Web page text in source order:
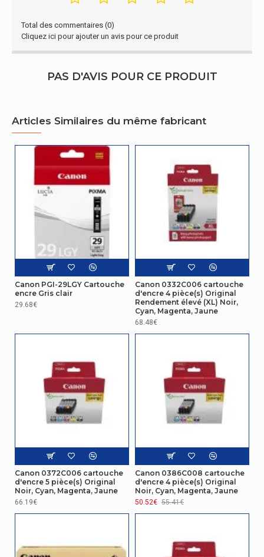
Total des commentaires (0)
Cliquez ici pour ajouter un avis pour ce produit
PAS D'AVIS POUR CE PRODUIT
Articles Similaires du même fabricant
Canon PGI-29LGY Cartouche
encre Gris clair
29.68€
Canon 0332C006 cartouche
d'encre 4 pièce(s) Original
Rendement élevé (XL) Noir,
Cyan, Magenta, Jaune
68.48€
Canon 0372C006 cartouche
d'encre 5 pièce(s) Original
Noir, Cyan, Magenta, Jaune
66.19€
Canon 0386C008 cartouche
d'encre 4 pièce(s) Original
Noir, Cyan, Magenta, Jaune
50.52€ 55.41€